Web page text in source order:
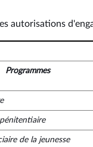
autorisations
Programmes
de la jeunesse